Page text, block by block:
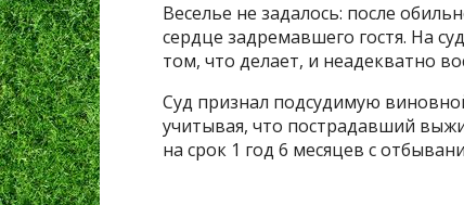
Веселье не задалось: после
сердце задремавшего гостя. На
том, что делает, и неадекватно
Суд признал подсудимую
учитывая, что пострадавший
на срок 1 год 6 месяцев с